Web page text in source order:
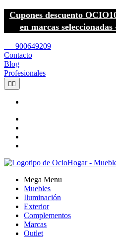
Cupones descuento
en marcas
900649209
Contacto
Blog
Profesionales
 
Mega Menu
Muebles
Iluminación
Exterior
Complementos
Marcas
Outlet